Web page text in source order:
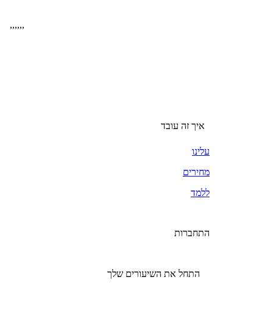
,,,,,,
איך זה עובד
עלינו
מחירים
ללמד
התחברות
התחל את השיעורים שלך